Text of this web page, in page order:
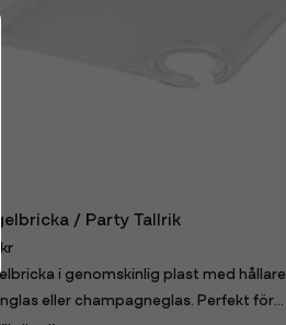
/ Party Tallrik
i genomskinlig plast med hållare
eller champagneglas. Perfekt för